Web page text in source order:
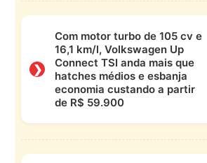
❯
Com motor turbo de 105 cv e
16,1 km/l, Volkswagen Up
Connect TSI anda mais que
hatches médios e esbanja
economia custando a partir
de R$ 59.900